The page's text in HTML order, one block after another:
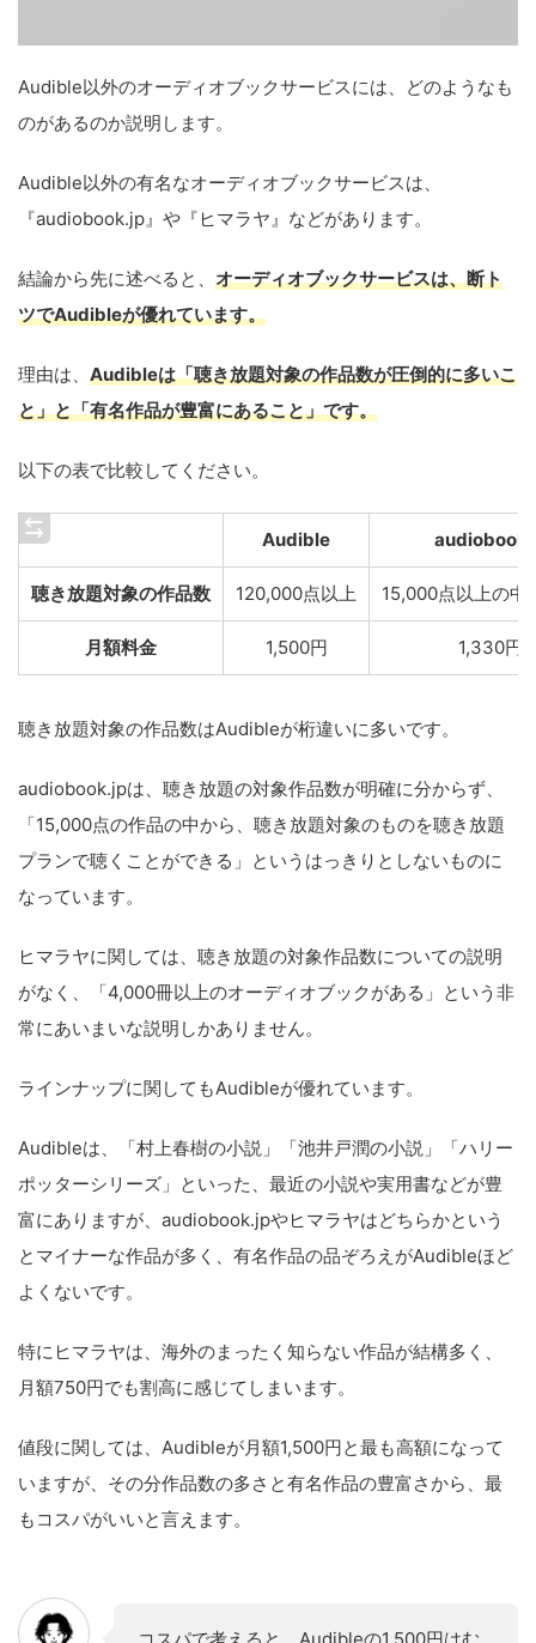
Audible以外のオーディオブックサービスには、どのようなも
のがあるのか説明します。
Audible以外の有名なオーディオブックサービスは、
『audiobook.jp』や『ヒマラヤ』などがあります。
結論から先に述べると、 オーディオブックサービスは、断ト
ツでAudibleが優れています。
理由は、 Audibleは「聴き放題対象の作品数が圧倒的に多いこ
と」と「有名作品が豊富にあること」です。
以下の表で比較してください。
Audible
聴き放題対象の作品数 120,000点以上 15,000点以上の中
月額料金 1,500円 1,330円
聴き放題対象の作品数はAudibleが桁違いに多いです。
audiobook.jpは、聴き放題の対象作品数が明確に分からず、
「15,000点の作品の中から、聴き放題対象のものを聴き放題
プランで聴くことができる」というはっきりとしないものに
なっています。
ヒマラヤに関しては、聴き放題の対象作品数についての説明
がなく、「4,000冊以上のオーディオブックがある」という非
常にあいまいな説明しかありません。
ラインナップに関してもAudibleが優れています。
Audibleは、「村上春樹の小説」「池井戸潤の小説」「ハリー
ポッターシリーズ」といった、最近の小説や実用書などが豊
富にありますが、audiobook.jpやヒマラヤはどちらかという
とマイナーな作品が多く、有名作品の品ぞろえがAudibleほど
よくないです。
特にヒマラヤは、海外のまったく知らない作品が結構多く、
月額750円でも割高に感じてしまいます。
値段に関しては、Audibleが月額1,500円と最も高額になって
いますが、その分作品数の多さと有名作品の豊富さから、最
もコスパがいいと言えます。
コスパで考えると、Audibleの1,500円はむ